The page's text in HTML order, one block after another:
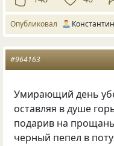
Опубликовал
#964163
Умирающий день
оставляя в душе
подарив на
черный пепел в